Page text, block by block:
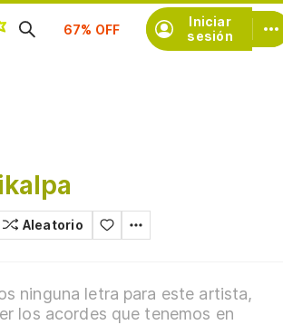
Iniciar
sesión
Suscríbete
Aleatorio
ninguna letra para este artista,
los acordes que tenemos en